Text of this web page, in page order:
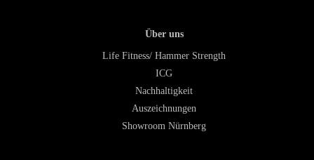
Über uns
Life Fitness/ Hammer Strength
ICG
Nachhaltigkeit
Auszeichnungen
Showroom Nürnberg